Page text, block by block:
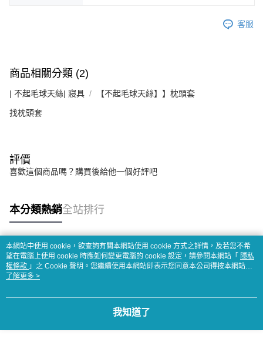
客服
商品相關分類 (2)
| 不起毛球天絲| 寢具 【不起毛球天絲】】枕頭套
找枕頭套
評價
喜歡這個商品嗎？購買後給他一個好評吧
本分類熱銷全站排行
熱門標籤
本網站中使用 cookie，欲查詢有關本網站使用 cookie 方式之詳情，及若您不希
望在電腦上使用 cookie 時應如何變更電腦的 cookie 設定，請參閱本網站「 隱私
權條款 」之 Cookie 聲明。您繼續使用本網站即表示您同意本公司得按本網站使
用條款之 Cookie 聲明使用 cookie。
了解更多 >
我知道了